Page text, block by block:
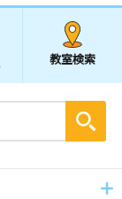
教室検索